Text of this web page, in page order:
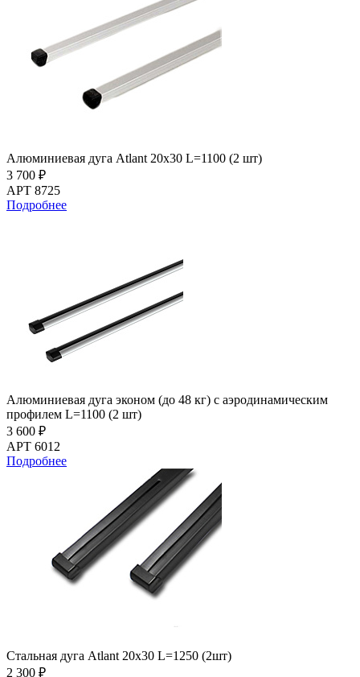
Алюминиевая дуга Atlant 20х30 L=1100 (2 шт)
3 700 ₽
АРТ 8725
Подробнее
Алюминиевая дуга эконом (до 48 кг) с аэродинамическим
профилем L=1100 (2 шт)
3 600 ₽
АРТ 6012
Подробнее
Стальная дуга Atlant 20х30 L=1250 (2шт)
2 300 ₽